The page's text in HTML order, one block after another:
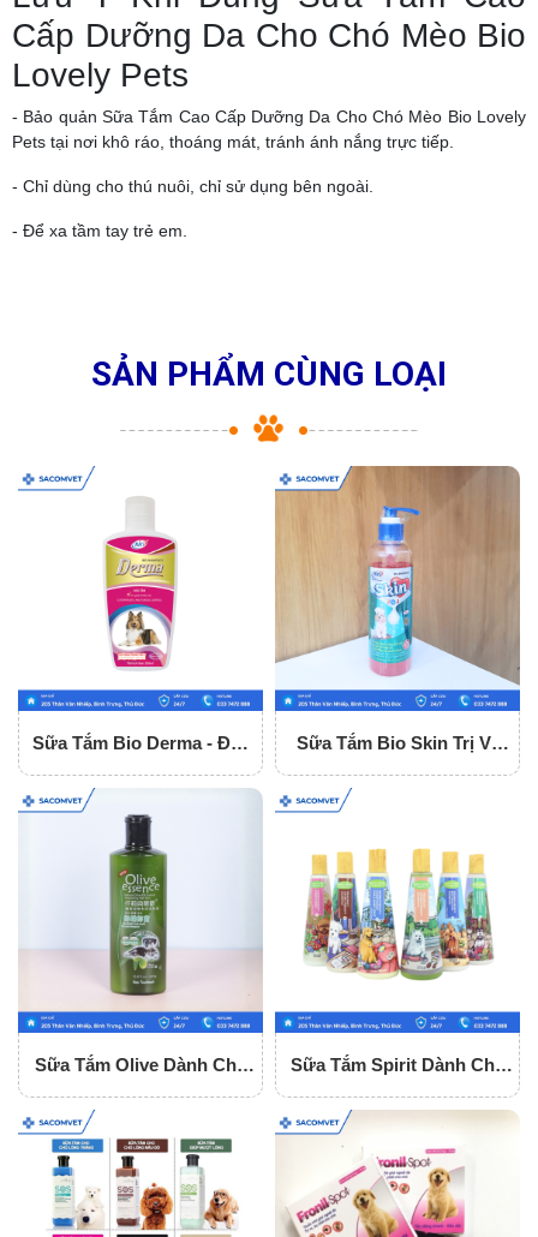
Cấp Dưỡng Da Cho Chó Mèo Bio
Lovely Pets
- Bảo quản Sữa Tắm Cao Cấp Dưỡng Da Cho Chó Mèo Bio Lovely
Pets tại nơi khô ráo, thoáng mát, tránh ánh nắng trực tiếp.
- Chỉ dùng cho thú nuôi, chỉ sử dụng bên ngoài.
- Để xa tầm tay trẻ em.
SẢN PHẨM CÙNG LOẠI
Sữa Tắm Bio Derma - Đặc
Sữa Tắm Bio Skin Trị Ve
Sữa Tắm Olive Dành Cho
Sữa Tắm Spirit Dành Cho